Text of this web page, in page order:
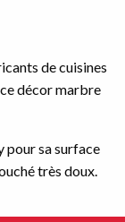
de cuisines
ce décor marbre
pour sa surface
très doux.